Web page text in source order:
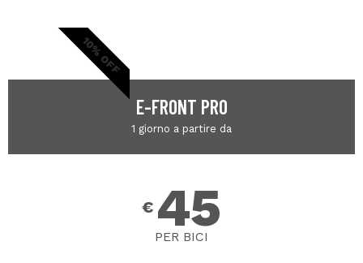
10% OFF
E-FRONT PRO
1 giorno a partire da
€ 45
PER BICI